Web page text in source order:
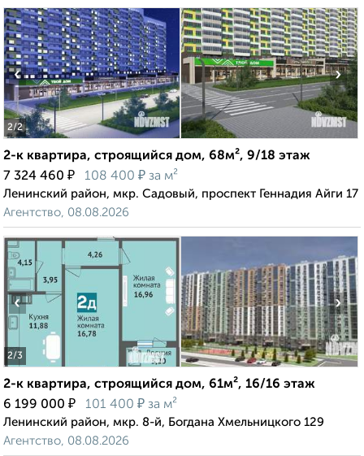
2/2
‹ ›
2-к квартира, строящийся дом, 68м², 9/18 этаж
7 324 460 ₽ 108 400 ₽ за м²
Ленинский район, мкр. Садовый, проспект Геннадия Айги 17
Агентство, 08.08.2026
2/3
‹ ›
2-к квартира, строящийся дом, 61м², 16/16 этаж
6 199 000 ₽ 101 400 ₽ за м²
Ленинский район, мкр. 8-й, Богдана Хмельницкого 129
Агентство, 08.08.2026